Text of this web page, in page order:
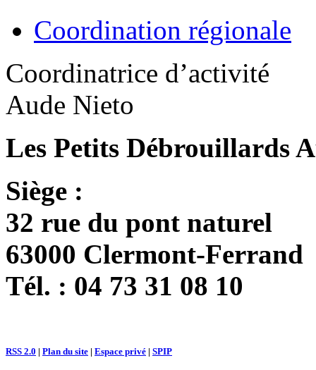
Coordination régionale
Coordinatrice d’activité
Aude Nieto
Les Petits Débrouillards
Siège :
32 rue du pont naturel
63000 Clermont-Ferrand
Tél. : 04 73 31 08 10
RSS 2.0 | Plan du site | Espace privé | SPIP